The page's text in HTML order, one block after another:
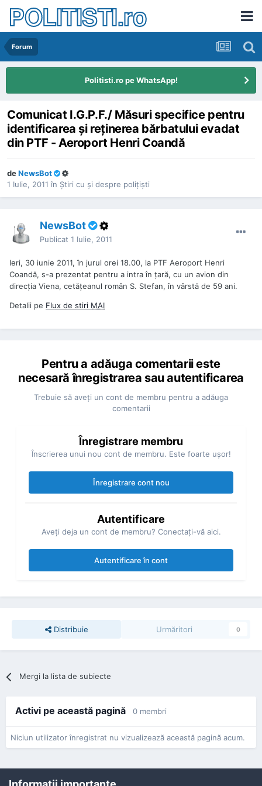
POLITISTI.ro
Forum
Politisti.ro pe WhatsApp!
Comunicat I.G.P.F./ Măsuri specifice pentru
identificarea şi reţinerea bărbatului evadat
din PTF - Aeroport Henri Coandă
deNewsBot
1 Iulie, 2011 în Ştiri cu şi despre poliţişti
NewsBot
Publicat 1 Iulie, 2011
Ieri, 30 iunie 2011, în jurul orei 18.00, la PTF Aeroport Henri
Coandă, s-a prezentat pentru a intra în ţară, cu un avion din
direcţia Viena, cetăţeanul român S. Stefan, în vârstă de 59 ani.
Detalii pe Flux de stiri MAI
Pentru a adăuga comentarii este
necesară înregistrarea sau autentificarea
Trebuie să aveţi un cont de membru pentru a adăuga
comentarii
Înregistrare membru
Înscrierea unui nou cont de membru. Este foarte uşor!
Înregistrare cont nou
Autentificare
Aveţi deja un cont de membru? Conectaţi-vă aici.
Autentificare în cont
Distribuie Urmăritori 0
Mergi la lista de subiecte
Activi pe această pagină 0 membri
Niciun utilizator înregistrat nu vizualizează această pagină acum.